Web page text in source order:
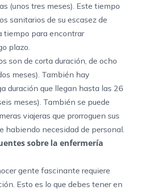
(unos tres meses). Este tiempo
sanitarios de su escasez de
tiempo para encontrar
plazo.
son de corta duración, de ocho
meses). También hay
duración que llegan hasta las 26
meses). También se puede
viajeras que prorroguen sus
habiendo necesidad de personal.
sobre la enfermería
gente fascinante requiere
Esto es lo que debes tener en